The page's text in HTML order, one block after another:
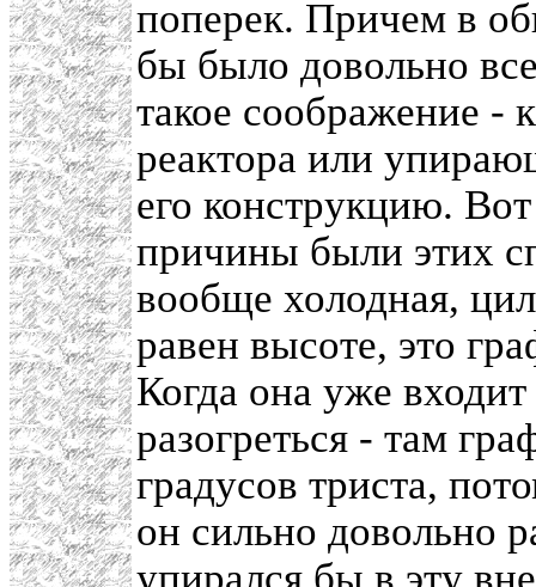
поперек. Причем в
бы было довольно
такое соображение -
реактора или
его конструкцию.
причины были этих
вообще холодная,
равен высоте, это
Когда она уже
разогреться - там
градусов триста,
он сильно довольно